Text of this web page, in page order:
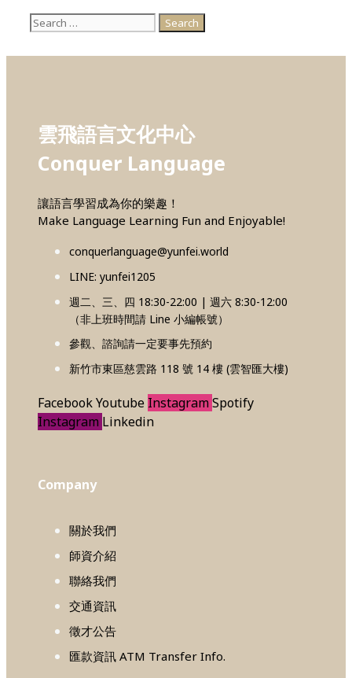
Search
雲飛語言文化中心
Conquer Language
讓語言學習成為你的樂趣！
Make Language Learning Fun and Enjoyable!
conquerlanguage@yunfei.world
LINE: yunfei1205
週二、三、四 18:30-22:00 | 週六 8:30-12:00
（非上班時間請 Line 小編帳號）
參觀、諮詢請一定要事先預約
新竹市東區慈雲路 118 號 14 樓 (雲智匯大樓)
FacebookYoutube InstagramSpotify
Instagram Linkedin
Company
關於我們
師資介紹
聯絡我們
交通資訊
徵才公告
匯款資訊 ATM Transfer Info.